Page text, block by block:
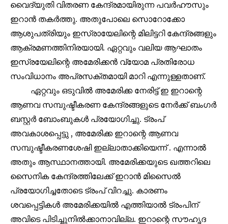
Join our community of
SUBSCRIBERS and be part of the
conversation.
To subscribe, simply enter your email address on our website
or click the subscribe button below. Don't worry, we respect
your privacy and won't spam your inbox. Your information is
safe with us.
32,111
Followers
32,214
Followers
11,243
Followers
വൈദ്യുതി വിതരണ കേന്ദ്രമായിരുന്ന പവർഹൗസും
ഇറാൻ തകർത്തു. അതുപോലെ സൊറോക്കോ
ആശുപത്രിയും ഇസ്രായേലിന്റെ മിലിട്ടറി കേന്ദ്രങ്ങളും
ആക്രമണത്തിനിരയായി. ഏറ്റവും വലിയ ആഘാതം
ഇസ്രയേലിന്റെ അമേരിക്കൻ വ്യോമ പ്രതിരോധ
സംവിധാനം അപ്രസക്തമായി മാറി എന്നുള്ളതാണ്.
ഏറ്റവും ഒടുവിൽ അമേരിക്ക നേരിട്ട് ഇ ഇറാന്റെ
ആണവ സമ്പുഷ്ടീകരണ കേന്ദ്രങ്ങളുടെ നേർക്ക് ബംഗർ
ബസ്റ്റർ ബോംബുകൾ പ്രയോഗിച്ചു. ട്രംപ്
അവകാശപ്പെട്ടു , അമേരിക്ക ഇറാന്റെ ആണവ
സമ്പുഷ്ടീകരണശേഷി ഇല്ലാതാക്കിയെന്ന് . എന്നാൽ
അതും ആസ്ഥാനത്തായി. അമേരിക്കയുടെ ഖത്തറിലെ
സൈനിക കേന്ദ്രത്തിലേക്ക് ഇറാൻ മിസൈൽ
പ്രയോഗിച്ചതോടെ ട്രംപ് വിറച്ചു. കാരണം
ശവപ്പെട്ടികൾ അമേരിക്കയിൽ എത്തിയാൽ ട്രംപിന്
അവിടെ പിടിച്ചുനിൽക്കാനാവില്ല. ഇറാന്റെ സൗഹൃദ